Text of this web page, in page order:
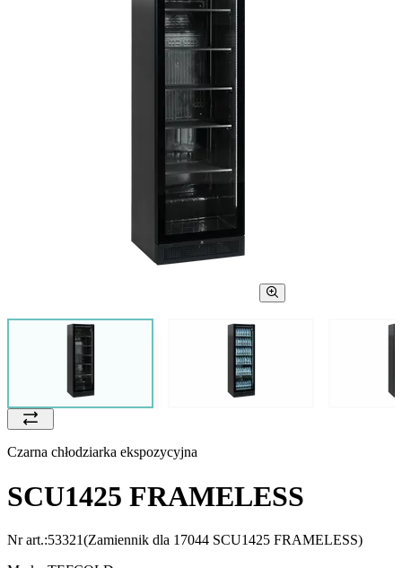
Czarna chłodziarka ekspozycyjna
SCU1425 FRAMELESS
Nr art.:53321(Zamiennik dla 17044 SCU1425 FRAMELESS)